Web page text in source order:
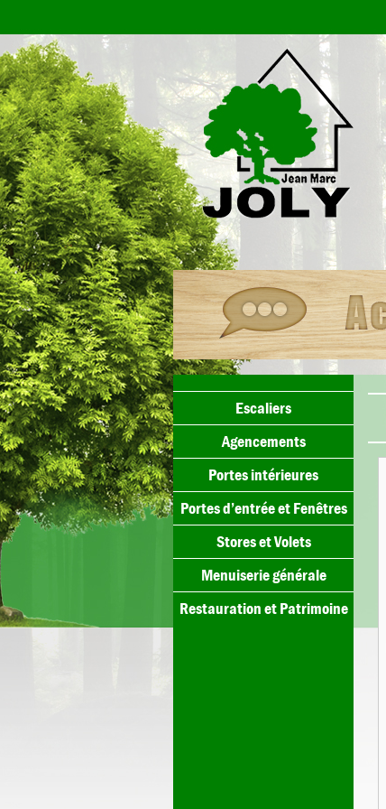
Escaliers
Agencements
Portes intérieures
Portes d’entrée et Fenêtres
Stores et Volets
Menuiserie générale
Restauration et Patrimoine